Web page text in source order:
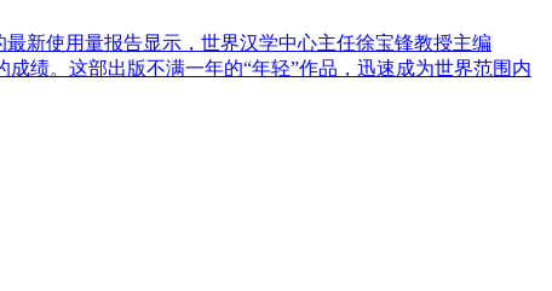
最新使用量报告显示，世界汉学中心主任徐宝锋教授主编
成绩。这部出版不满一年的“年轻”作品，迅速成为世界范围内